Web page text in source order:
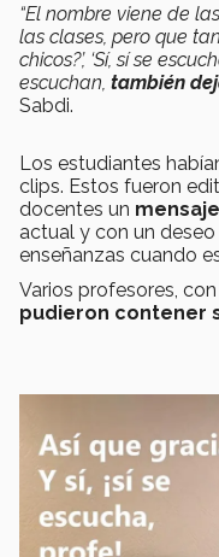
“El nombre viene de
las clases, pero que
chicos?’, ‘Sí, sí se
escuchan, también
Sabdi.
Los estudiantes
clips. Estos fueron
docentes un
actual y con un
enseñanzas cuando
Varios profesores,
pudieron contener